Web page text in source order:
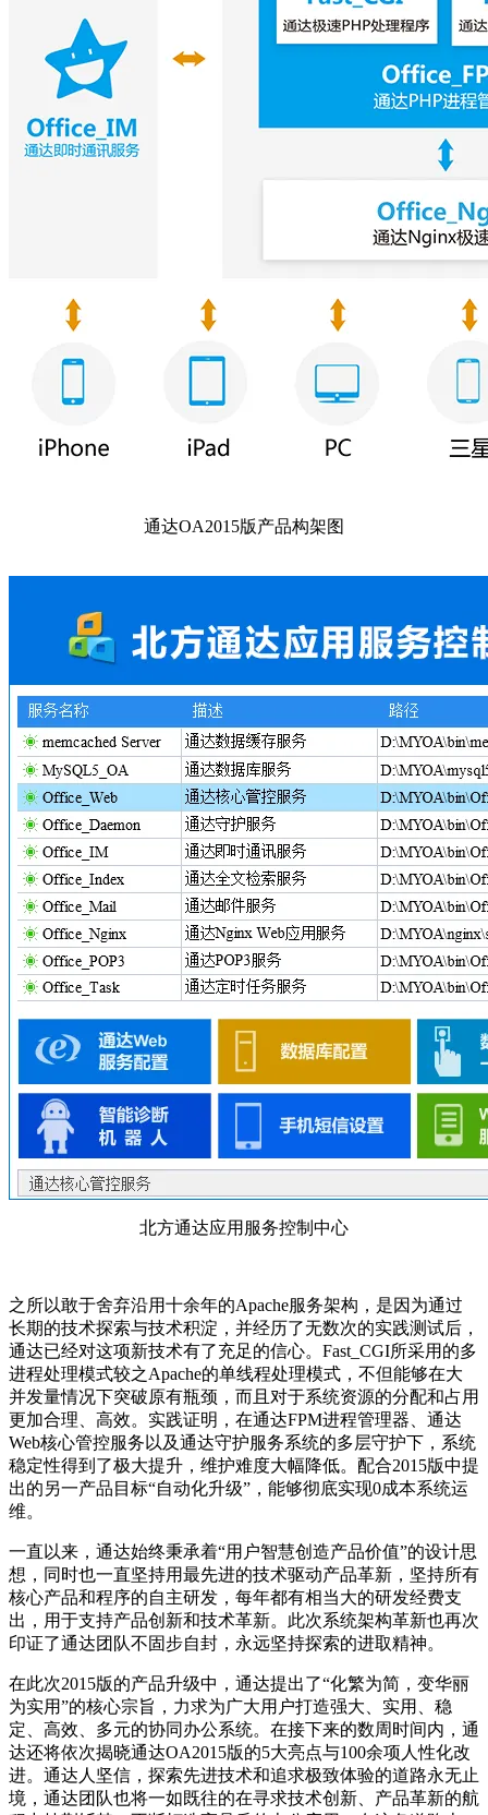
通达OA2015版产品构架图
北方通达应用服务控制中心
之所以敢于舍弃沿用十余年的Apache服务架构，是因为通过
长期的技术探索与技术积淀，并经历了无数次的实践测试后，
通达已经对这项新技术有了充足的信心。Fast_CGI所采用的多
进程处理模式较之Apache的单线程处理模式，不但能够在大
并发量情况下突破原有瓶颈，而且对于系统资源的分配和占用
更加合理、高效。实践证明，在通达FPM进程管理器、通达
Web核心管控服务以及通达守护服务系统的多层守护下，系统
稳定性得到了极大提升，维护难度大幅降低。配合2015版中提
出的另一产品目标“自动化升级”，能够彻底实现0成本系统运
维。
一直以来，通达始终秉承着“用户智慧创造产品价值”的设计思
想，同时也一直坚持用最先进的技术驱动产品革新，坚持所有
核心产品和程序的自主研发，每年都有相当大的研发经费支
出，用于支持产品创新和技术革新。此次系统架构革新也再次
印证了通达团队不固步自封，永远坚持探索的进取精神。
在此次2015版的产品升级中，通达提出了“化繁为简，变华丽
为实用”的核心宗旨，力求为广大用户打造强大、实用、稳
定、高效、多元的协同办公系统。在接下来的数周时间内，通
达还将依次揭晓通达OA2015版的5大亮点与100余项人性化改
进。通达人坚信，探索先进技术和追求极致体验的道路永无止
境，通达团队也将一如既往的在寻求技术创新、产品革新的航